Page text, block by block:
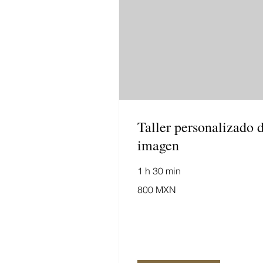
Taller personalizado
imagen
1 h 30 min
pesos
800 MXN